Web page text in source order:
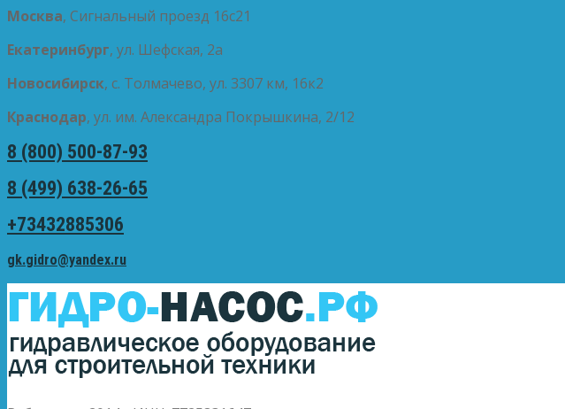
Москва, Сигнальный проезд 16с21
Екатеринбург, ул. Шефская, 2а
Новосибирск, с. Толмачево, ул. 3307 км, 16к2
Краснодар, ул. им. Александра Покрышкина, 2/12
8 (800) 500-87-93
8 (499) 638-26-65
+73432885306
gk.gidro@yandex.ru